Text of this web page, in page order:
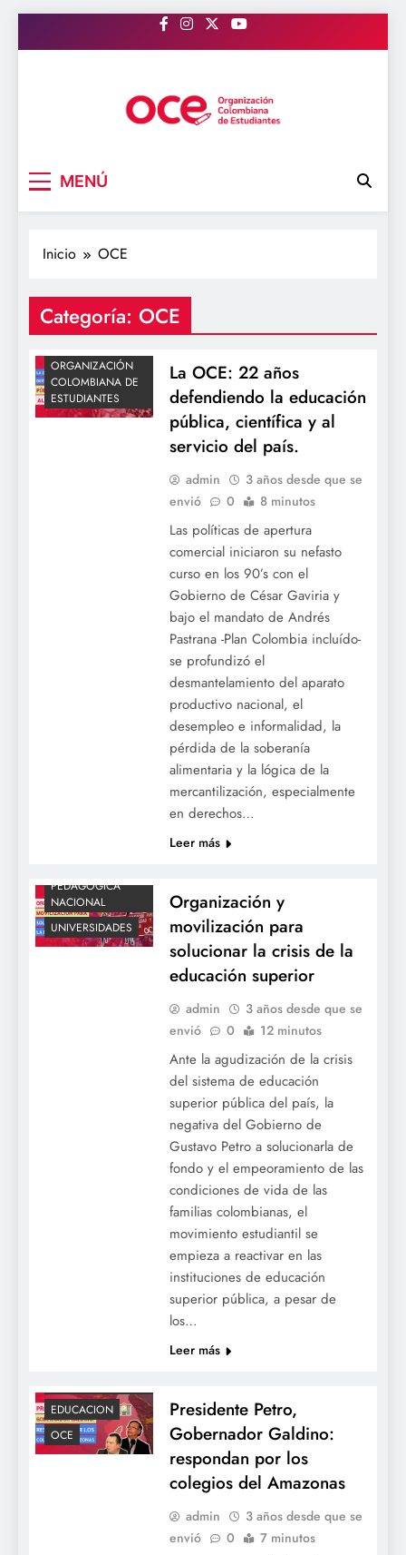
al
MENÚ
Inicio OCE
Categoría: OCE
DIADELESTUDIANTE
EDUCACIÓN
CIENTÍFICA
OCE
OCECOLOMBIA
ORGANIZACIÓN
COLOMBIANA DE
ESTUDIANTES
La OCE: 22 años
defendiendo la educación
pública, científica y al
servicio del país.
admin
3 años desde que se
envió
0 8 minutos
Las políticas de apertura
comercial iniciaron su nefasto
curso en los 90’s con el
Gobierno de César Gaviria y
bajo el mandato de Andrés
Pastrana -Plan Colombia incluído-
se profundizó el
desmantelamiento del aparato
productivo nacional, el
desempleo e informalidad, la
pérdida de la soberanía
alimentaria y la lógica de la
mercantilización, especialmente
en derechos…
Leer más
PEDAGÓGICA
NACIONAL
UNIVERSIDADES
Organización y
movilización para
solucionar la crisis de la
educación superior
admin
3 años desde que se
envió
0 12 minutos
Ante la agudización de la crisis
del sistema de educación
superior pública del país, la
negativa del Gobierno de
Gustavo Petro a solucionarla de
fondo y el empeoramiento de las
condiciones de vida de las
familias colombianas, el
movimiento estudiantil se
empieza a reactivar en las
instituciones de educación
superior pública, a pesar de
los…
Leer más
EDUCACION
OCE
Presidente Petro,
Gobernador Galdino:
respondan por los
colegios del Amazonas
admin
3 años desde que se
envió
0 7 minutos